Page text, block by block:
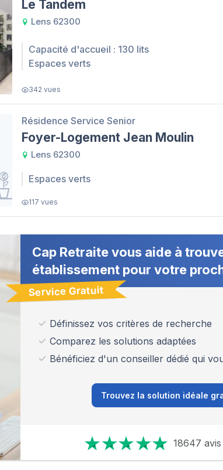
Le Tandem
Lens 62300
Capacité d'accueil : 130 lits
Espaces verts
342 vues
Résidence Service Senior
Foyer-Logement Jean Moulin
Lens 62300
Espaces verts
117 vues
Cap Retraite vous aide à
établissement pour votre
Service Gratuit
Définissez vos critères de recherche
Comparez les solutions adaptées
Bénéficiez d'un conseiller dédié qui
Trouvez la solution idéale
18647